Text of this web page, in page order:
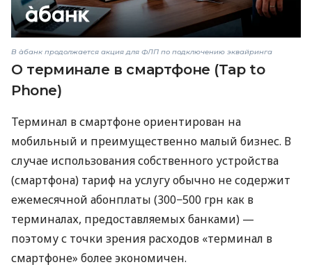
В àбанк продолжается акция для ФЛП по подключению эквайринга
О терминале в смартфоне (Tap to
Phone)
Терминал в смартфоне ориентирован на
мобильный и преимущественно малый бизнес. В
случае использования собственного устройства
(смартфона) тариф на услугу обычно не содержит
ежемесячной абонплаты (300−500 грн как в
терминалах, предоставляемых банками) —
поэтому с точки зрения расходов «терминал в
смартфоне» более экономичен.